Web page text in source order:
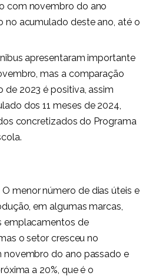
com novembro do ano
no acumulado deste ano, até o
apresentaram importante
mas a comparação
de 2023 é positiva, assim
dos 11 meses de 2024,
concretizados do Programa
O menor número de dias úteis e
em algumas marcas,
emplacamentos de
o setor cresceu no
do ano passado e
a 20%, que é o